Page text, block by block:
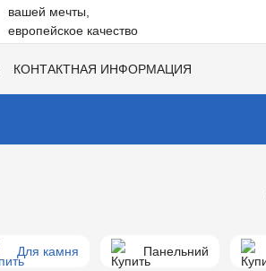
КОНТАКТНАЯ ИНФОРМАЦИЯ
Для камня Панельний